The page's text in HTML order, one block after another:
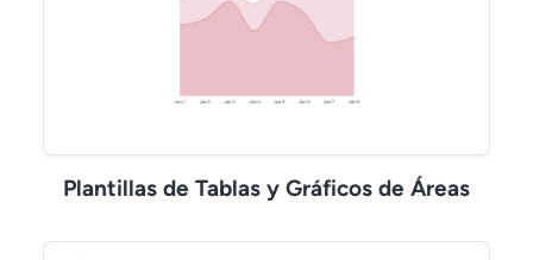
Plantillas de Tablas y Gráficos de Áreas